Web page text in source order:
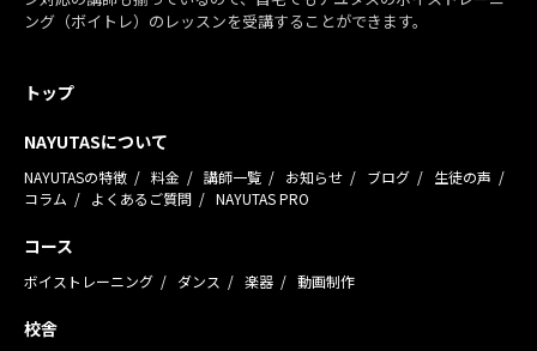
ング（ボイトレ）のレッスンを受講することができます。
トップ
NAYUTASについて
NAYUTASの特徴 料金 講師一覧 お知らせ ブログ
生徒の声
コラム
よくあるご質問 NAYUTAS PRO
コース
ボイストレーニング ダンス 楽器 動画制作
校舎